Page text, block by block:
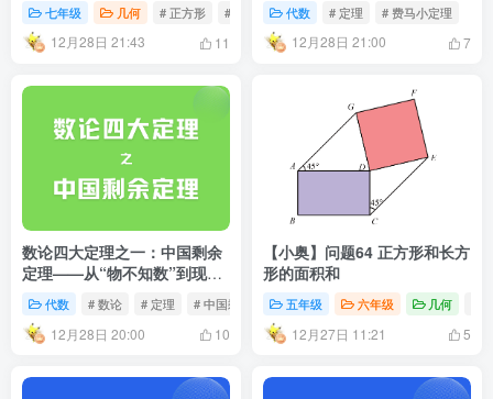
七年级 几何 # 正方形 # 夹半角
12月28日 21:43 11
代数 # 定理 # 费马小定理
12月28日 21:00 7
数论四大定理之一：中国剩余
定理——从“物不知数”到现代
代数代数 # 数论 # 定理 # 中国剩余定理
12月28日 20:00 10
【小奥】问题64 正方形和长方
形的面积和
五年级 六年级 几何
12月27日 11:21 5